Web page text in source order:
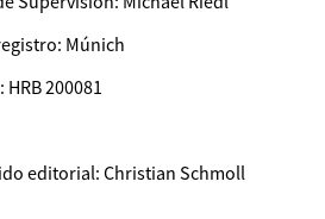
Múnich
200081
editorial: Christian Schmoll